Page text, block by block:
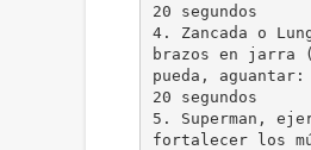
20 segundos
4. Zancada o
brazos en jarra
pueda, aguantar:
20 segundos
5. Superman,
fortalecer los